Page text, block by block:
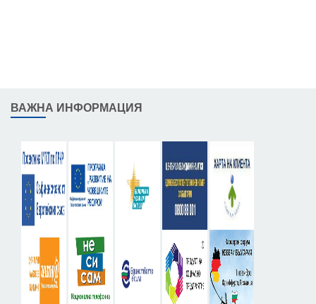
ВАЖНА ИНФОРМАЦИЯ